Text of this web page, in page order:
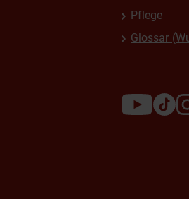
Pflege
Glossar